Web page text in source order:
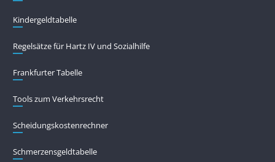
Kindergeldtabelle
Regelsätze für Hartz IV und Sozialhilfe
Frankfurter Tabelle
Tools zum Verkehrsrecht
Scheidungskostenrechner
Schmerzensgeldtabelle